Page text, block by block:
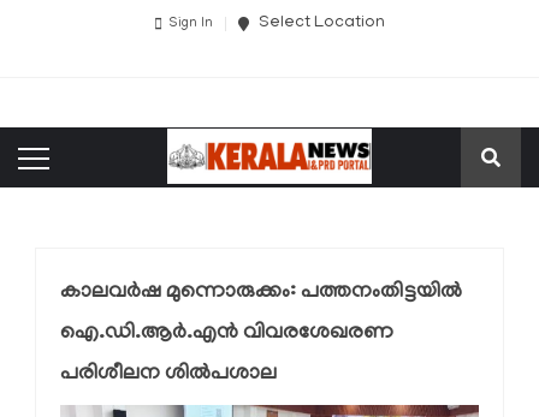
Sign In Select Location
കാലവര്‍ഷ മുന്നൊരുക്കം: പത്തനംതിട്ടയിൽ
ഐ.ഡി.ആര്‍.എന്‍ വിവരശേഖരണ
പരിശീലന ശില്‍പശാല